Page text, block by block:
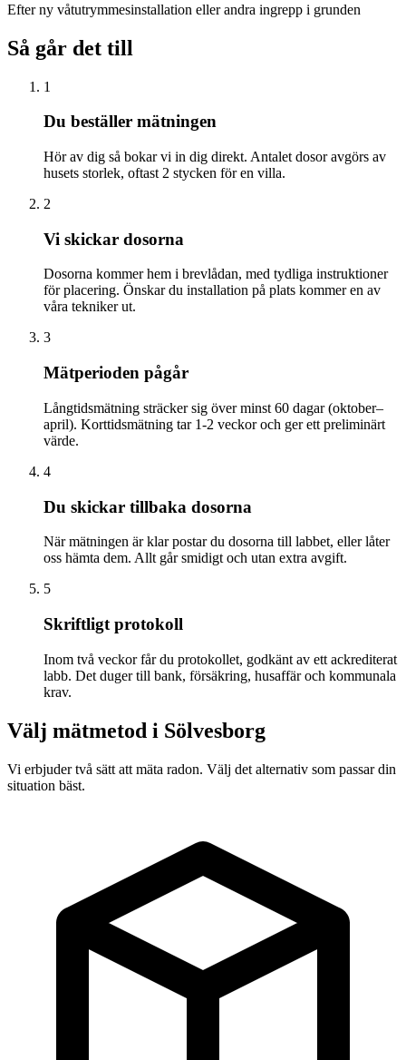
Efter ny våtutrymmesinstallation eller andra ingrepp i grunden
Så går det till
1
Du beställer mätningen
Hör av dig så bokar vi in dig direkt. Antalet dosor avgörs av
husets storlek, oftast 2 stycken för en villa.
2
Vi skickar dosorna
Dosorna kommer hem i brevlådan, med tydliga instruktioner
för placering. Önskar du installation på plats kommer en av
våra tekniker ut.
3
Mätperioden pågår
Långtidsmätning sträcker sig över minst 60 dagar (oktober–
april). Korttidsmätning tar 1-2 veckor och ger ett preliminärt
värde.
4
Du skickar tillbaka dosorna
När mätningen är klar postar du dosorna till labbet, eller låter
oss hämta dem. Allt går smidigt och utan extra avgift.
5
Skriftligt protokoll
Inom två veckor får du protokollet, godkänt av ett ackrediterat
labb. Det duger till bank, försäkring, husaffär och kommunala
krav.
Välj mätmetod i Sölvesborg
Vi erbjuder två sätt att mäta radon. Välj det alternativ som passar din
situation bäst.